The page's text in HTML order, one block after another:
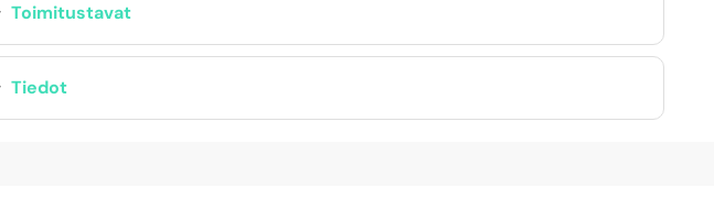
Toimitustavat
Tiedot